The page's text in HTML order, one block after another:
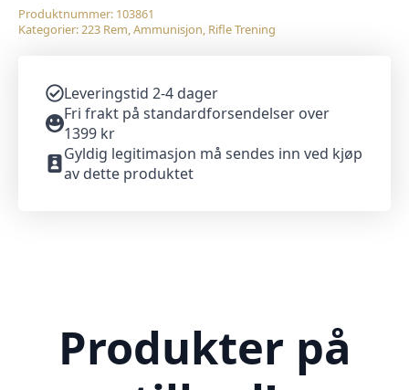
pk.)
antall
Produktnummer: 103861
Kategorier:223 Rem,Ammunisjon, Rifle Trening
Leveringstid 2-4 dager
Fri frakt på standardforsendelser over
1399 kr
Gyldig legitimasjon må sendes inn ved kjøp
av dette produktet
Produkter på